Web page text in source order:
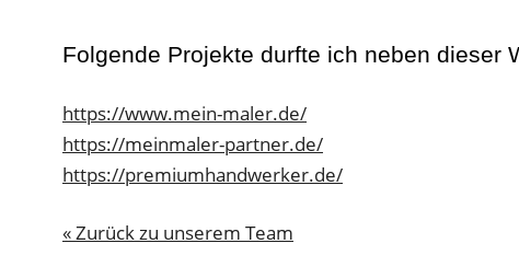
Folgende Projekte durfte ich neben dieser
https://www.mein-maler.de/
https://meinmaler-partner.de/
https://premiumhandwerker.de/
« Zurück zu unserem Team